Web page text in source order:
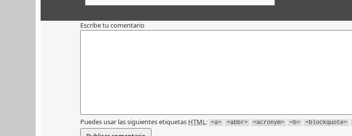
Escribe tu comentario
Puedes usar las siguientes etiquetas HTML: <a> <abbr> <acronym> <b> <blockquote>